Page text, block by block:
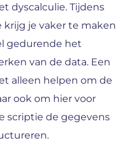
dyscalculie. Tijdens
krijg je vaker te maken
gedurende het
van de data. Een
alleen helpen om de
ook om hier voor
scriptie de gegevens